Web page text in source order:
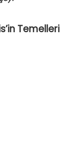
Temelleri